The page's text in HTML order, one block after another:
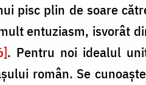
pisc plin de soare
entuziasm, isvorât
. Pentru noi idealul
român. Se